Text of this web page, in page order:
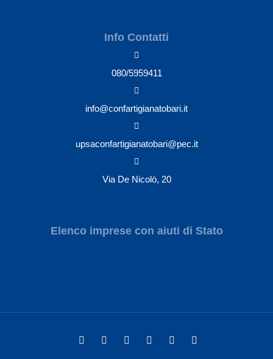
Info Contatti
080/5959411
info@confartigianatobari.it
upsaconfartigianatobari@pec.it
Via De Nicolò, 20
Elenco imprese con aiuti di Stato